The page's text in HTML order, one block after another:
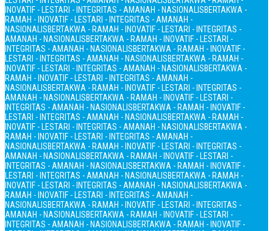
INOVATIF - LESTARI - INTEGRITAS - AMANAH - NASIONALISBERTAKWA -
RAMAH - INOVATIF - LESTARI - INTEGRITAS - AMANAH -
NASIONALISBERTAKWA - RAMAH - INOVATIF - LESTARI - INTEGRITAS -
AMANAH - NASIONALISBERTAKWA - RAMAH - INOVATIF - LESTARI -
INTEGRITAS - AMANAH - NASIONALISBERTAKWA - RAMAH - INOVATIF -
LESTARI - INTEGRITAS - AMANAH - NASIONALISBERTAKWA - RAMAH -
INOVATIF - LESTARI - INTEGRITAS - AMANAH - NASIONALISBERTAKWA -
RAMAH - INOVATIF - LESTARI - INTEGRITAS - AMANAH -
NASIONALISBERTAKWA - RAMAH - INOVATIF - LESTARI - INTEGRITAS -
AMANAH - NASIONALISBERTAKWA - RAMAH - INOVATIF - LESTARI -
INTEGRITAS - AMANAH - NASIONALISBERTAKWA - RAMAH - INOVATIF -
LESTARI - INTEGRITAS - AMANAH - NASIONALISBERTAKWA - RAMAH -
INOVATIF - LESTARI - INTEGRITAS - AMANAH - NASIONALISBERTAKWA -
RAMAH - INOVATIF - LESTARI - INTEGRITAS - AMANAH -
NASIONALISBERTAKWA - RAMAH - INOVATIF - LESTARI - INTEGRITAS -
AMANAH - NASIONALISBERTAKWA - RAMAH - INOVATIF - LESTARI -
INTEGRITAS - AMANAH - NASIONALISBERTAKWA - RAMAH - INOVATIF -
LESTARI - INTEGRITAS - AMANAH - NASIONALISBERTAKWA - RAMAH -
INOVATIF - LESTARI - INTEGRITAS - AMANAH - NASIONALISBERTAKWA -
RAMAH - INOVATIF - LESTARI - INTEGRITAS - AMANAH -
NASIONALISBERTAKWA - RAMAH - INOVATIF - LESTARI - INTEGRITAS -
AMANAH - NASIONALISBERTAKWA - RAMAH - INOVATIF - LESTARI -
INTEGRITAS - AMANAH - NASIONALISBERTAKWA - RAMAH - INOVATIF -